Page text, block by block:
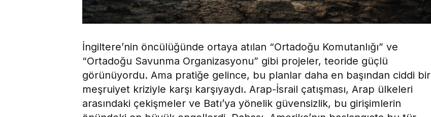
İngiltere’nin öncülüğünde ortaya atılan “Ortadoğu Komutanlığı” ve
“Ortadoğu Savunma Organizasyonu” gibi projeler, teoride güçlü
görünüyordu. Ama pratiğe gelince, bu planlar daha en başından ciddi bir
meşruiyet kriziyle karşı karşıyaydı. Arap-İsrail çatışması, Arap ülkeleri
arasındaki çekişmeler ve Batı’ya yönelik güvensizlik, bu girişimlerin